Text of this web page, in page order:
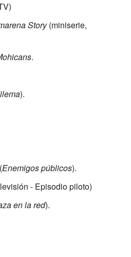
Story(miniserie,
.
).
(Enemigos públicos).
- Episodio piloto)
en la red).